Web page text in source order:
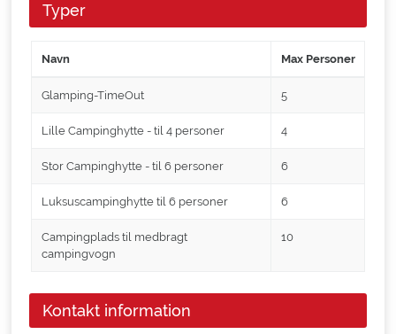
Typer
Navn Max Personer
Glamping-TimeOut 5
Lille Campinghytte - til 4 personer 4
Stor Campinghytte - til 6 personer 6
Luksuscampinghytte til 6 personer 6
Campingplads til medbragt
campingvogn
10
Kontakt information